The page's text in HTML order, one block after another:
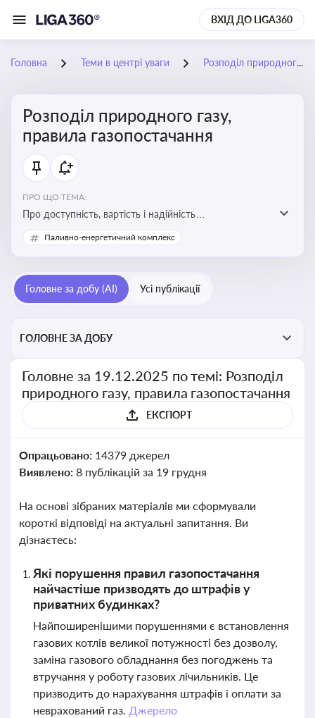
ВХІД ДО LIGA360
Головна Теми в центрі уваги Розподіл природного газу, правила газопостачання
Розподіл природного газу,
правила газопостачання
ПРО ЩО ТЕМА:
Про доступність, вартість і надійність
енергопостачання для бізнесу та вплив на економічну
стабільність
Паливно-енергетичний комплекс
Головне за добу (AI) Усі публікації
ГОЛОВНЕ ЗА ДОБУ
Головне за 19.12.2025 по темі: Розподіл
природного газу, правила газопостачання
ЕКСПОРТ
Опрацьовано: 14379 джерел
Виявлено: 8 публікацій за 19 грудня
На основі зібраних матеріалів ми сформували
короткі відповіді на актуальні запитання. Ви
дізнаєтесь:
Які порушення правил газопостачання
найчастіше призводять до штрафів у
приватних будинках?
Найпоширенішими порушеннями є встановлення
газових котлів великої потужності без дозволу,
заміна газового обладнання без погоджень та
втручання у роботу газових лічильників. Це
призводить до нарахування штрафів і оплати за
неврахований газ. Джерело